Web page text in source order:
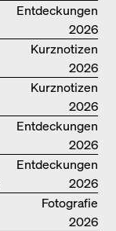
Entdeckungen
2026
Kurznotizen
2026
Kurznotizen
2026
Entdeckungen
2026
Entdeckungen
2026
Fotografie
2026